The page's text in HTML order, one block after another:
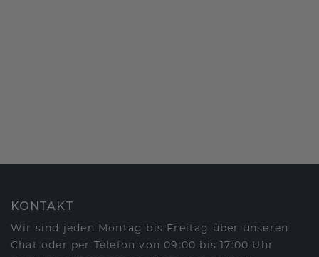
KONTAKT
Wir sind jeden Montag bis Freitag über unseren
Chat oder per Telefon von 09:00 bis 17:00 Uhr